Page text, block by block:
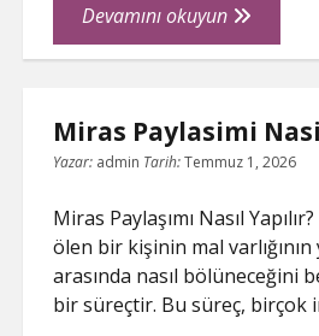
Devamını okuyunProfesyonel
Seflerin
Oztiryakiler
Miras Paylasimi
Yazar: admin Tarih:Temmuz 1, 2026
Miras Paylaşımı Nasıl
ölen bir kişinin mal varlığının
arasında nasıl bölüneceğini
bir süreçtir. Bu süreç, birçok